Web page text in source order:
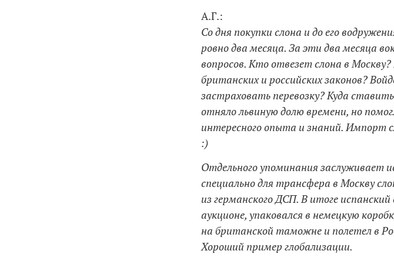
А.Г.:
Со дня покупки слона и до его
ровно два месяца. За эти два месяца
вопросов. Кто отвезет слона в
британских и российских законов?
застраховать перевозку? Куда
отняло львиную долю времени, но
интересного опыта и знаний. Импорт
:)
Отдельного упоминания заслуживает
специально для трансфера в Москву
из германского ДСП. В итоге
аукционе, упаковался в немецкую
на британской таможне и полетел в
Хороший пример глобализации.